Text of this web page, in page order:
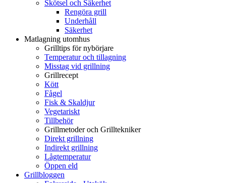
Skötsel och Säkerhet
Rengöra grill
Underhåll
Säkerhet
Matlagning utomhus
Grilltips för nybörjare
Temperatur och tillagning
Misstag vid grillning
Grillrecept
Kött
Fågel
Fisk & Skaldjur
Vegetariskt
Tillbehör
Grillmetoder och Grilltekniker
Direkt grillning
Indirekt grillning
Lågtemperatur
Öppen eld
Grillbloggen